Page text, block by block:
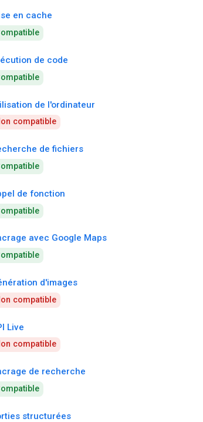
en cache
de code
de l'ordinateur
compatible
de fichiers
de fonction
avec Google Maps
d'images
compatible
Live
compatible
de recherche
structurées